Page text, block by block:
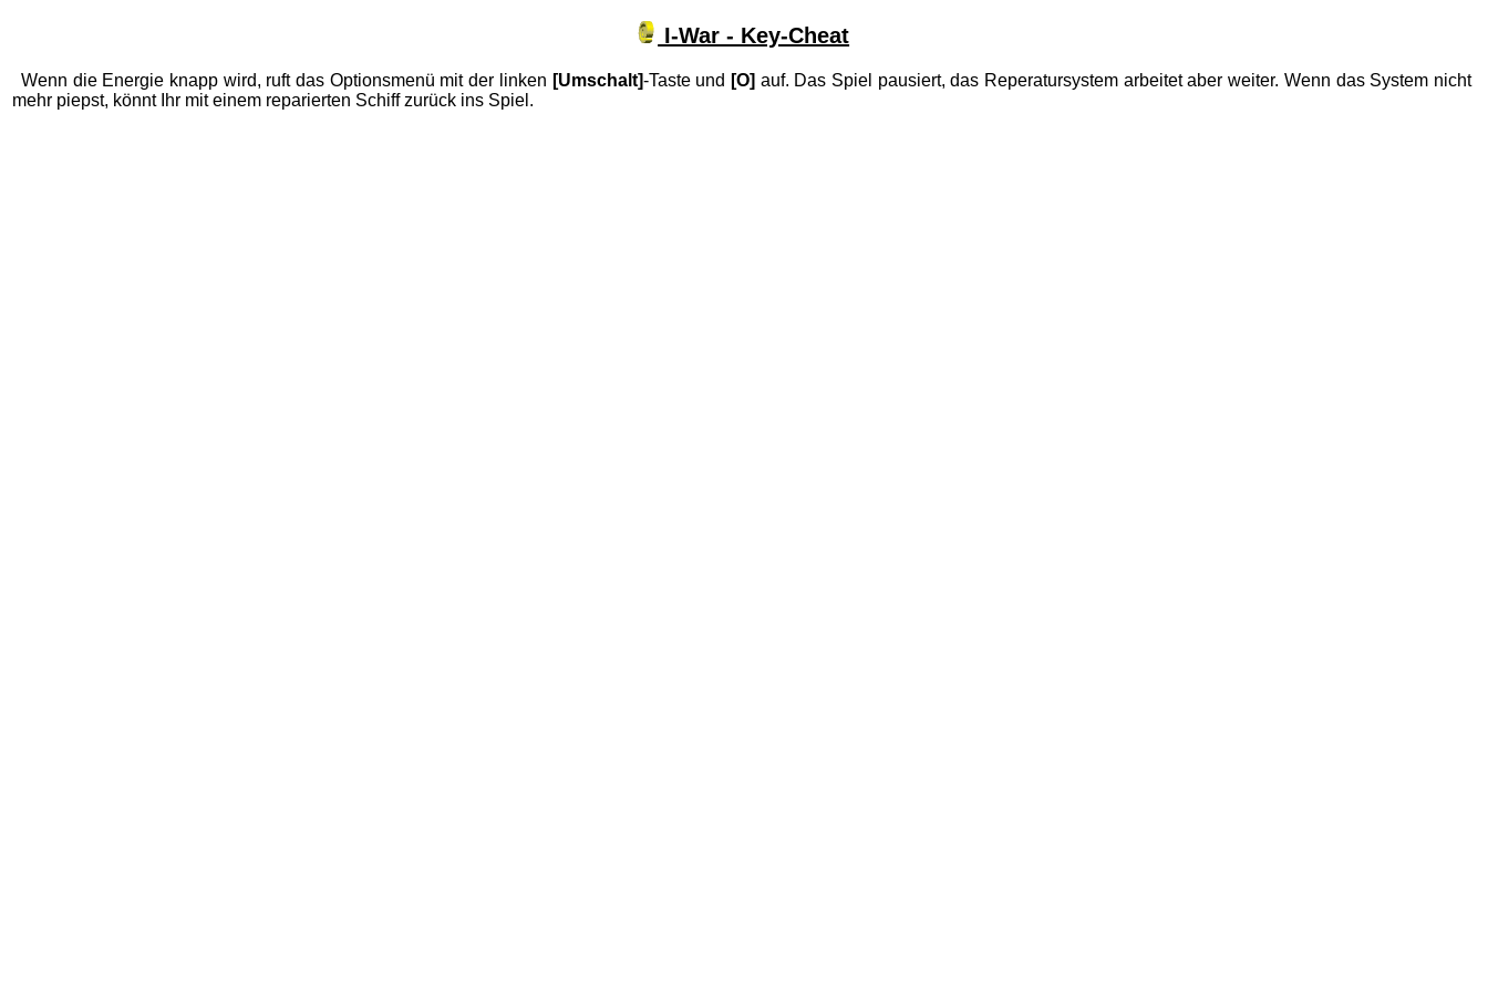
I-War - Key-Cheat
Wenn die Energie knapp wird, ruft das Optionsmenü mit der linken [Umschalt]-Taste und [O] auf. Das Spiel pausiert, das Reperatursystem arbeitet aber weiter. Wenn das System nicht
mehr piepst, könnt Ihr mit einem reparierten Schiff zurück ins Spiel.